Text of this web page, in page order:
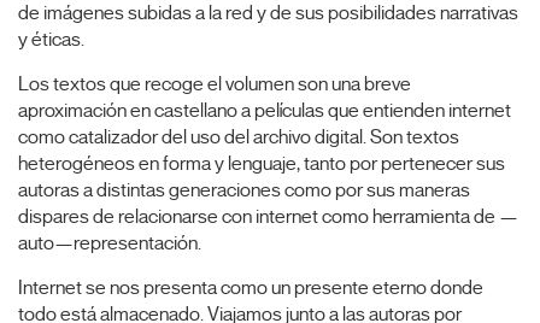
de imágenes subidas a la red y de sus posibilidades narrativas
y éticas.
Los textos que recoge el volumen son una breve
aproximación en castellano a películas que entienden internet
como catalizador del uso del archivo digital. Son textos
heterogéneos en forma y lenguaje, tanto por pertenecer sus
autoras a distintas generaciones como por sus maneras
dispares de relacionarse con internet como herramienta de —
auto—representación.
Internet se nos presenta como un presente eterno donde
todo está almacenado. Viajamos junto a las autoras por